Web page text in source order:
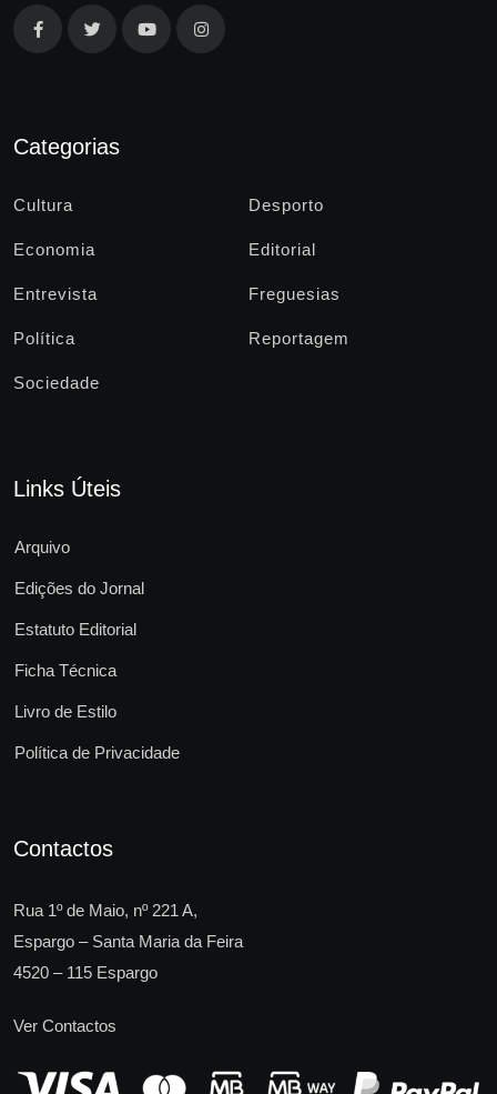
Categorias
Cultura Desporto
Economia Editorial
Entrevista Freguesias
Política Reportagem
Sociedade
Links Úteis
Arquivo
Edições do Jornal
Estatuto Editorial
Ficha Técnica
Livro de Estilo
Política de Privacidade
Contactos
Rua 1º de Maio, nº 221 A,
Espargo – Santa Maria da Feira
4520 – 115 Espargo
Ver Contactos